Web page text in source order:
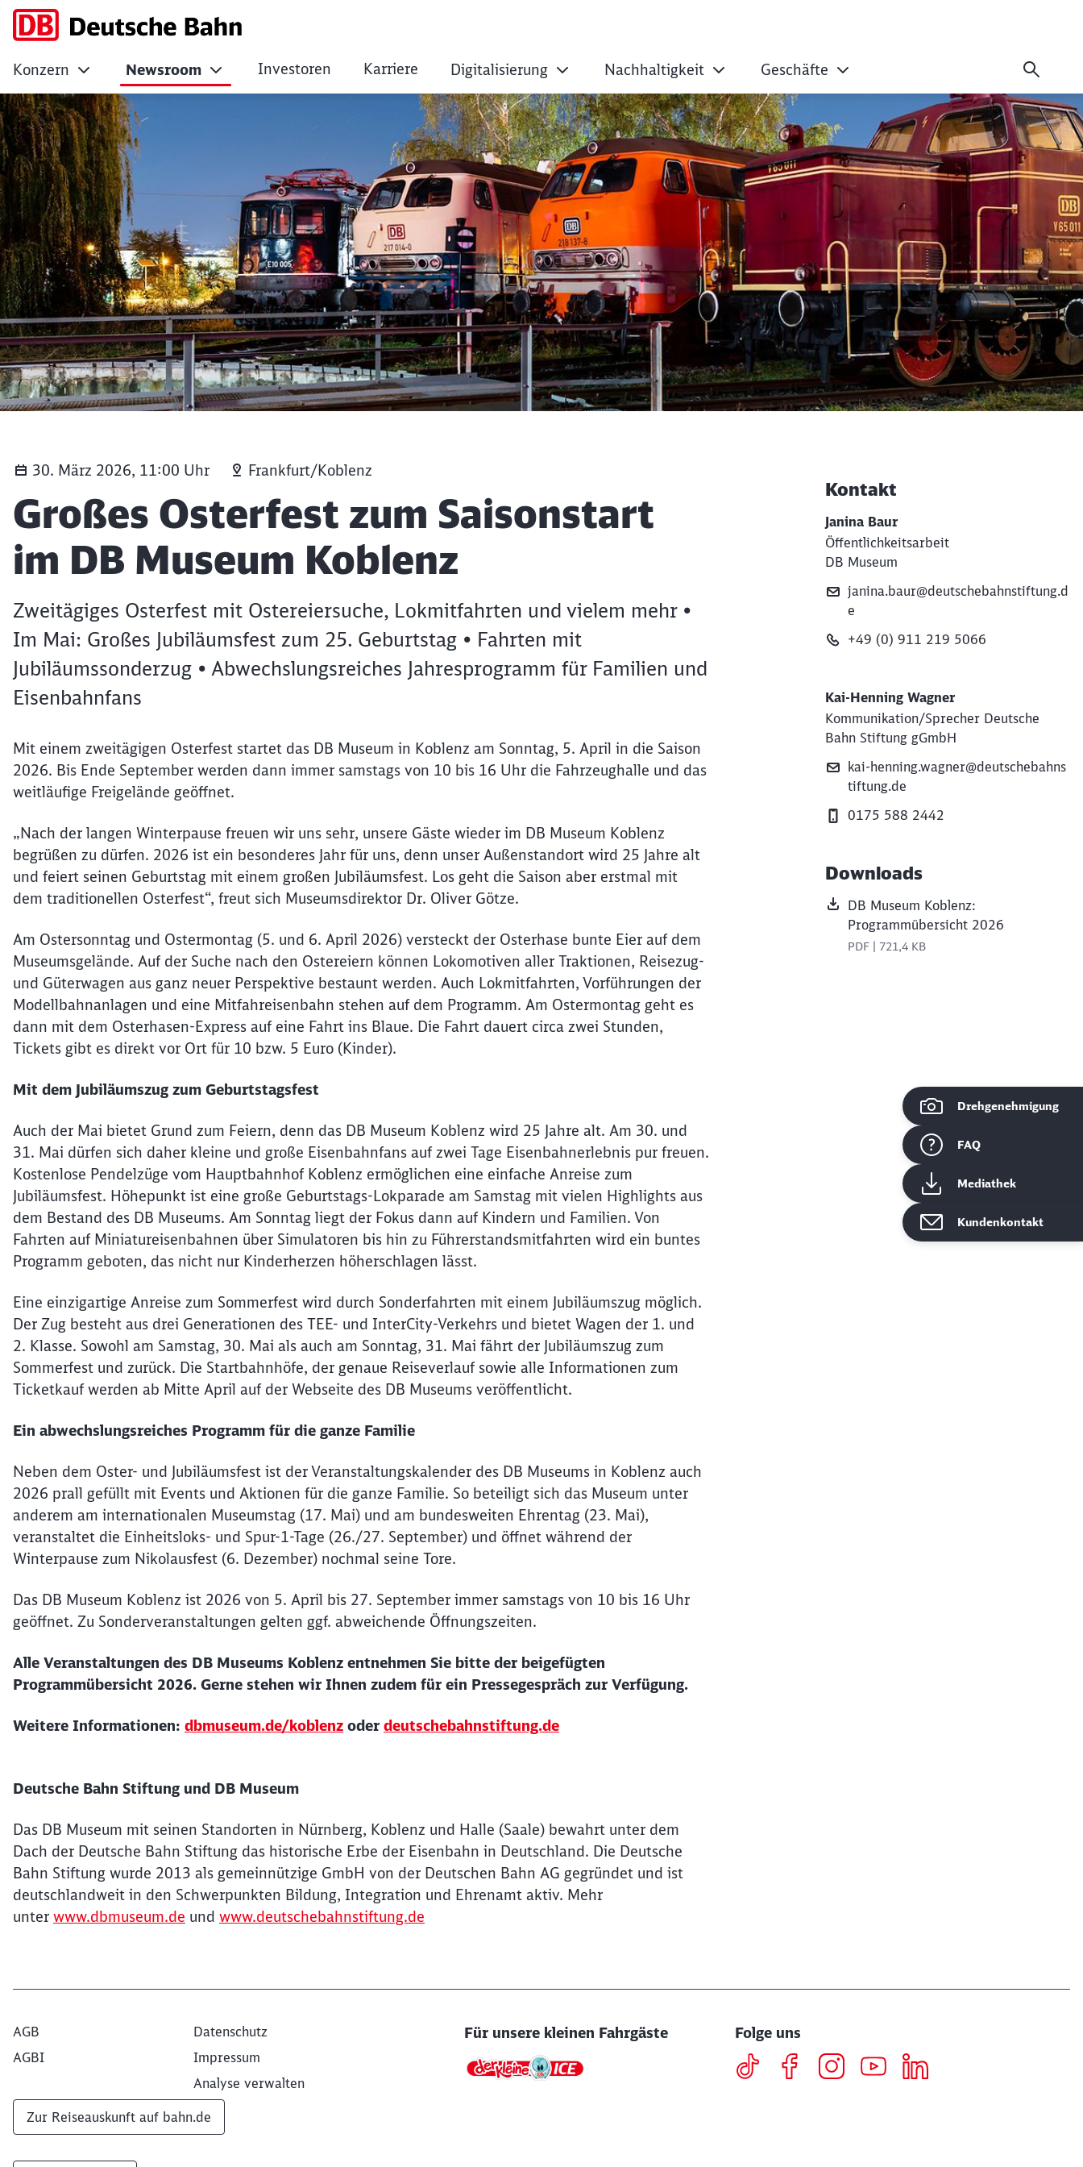
Großes Osterfest zum Saisonstart im DB Museum
Konzern Newsroom Investoren Karriere Digitalisierung Nachhaltigkeit Geschäfte
Drehgenehmigung
FAQ
Mediathek
Kundenkontakt
30. März 2026, 11:00 Uhr Frankfurt/Koblenz
Artikel:
Großes Osterfest zum Saisonstart
im DB Museum Koblenz
Zweitägiges Osterfest mit Ostereiersuche, Lokmitfahrten und vielem mehr •
Im Mai: Großes Jubiläumsfest zum 25. Geburtstag • Fahrten mit
Jubiläumssonderzug • Abwechslungsreiches Jahresprogramm für Familien und
Eisenbahnfans
Mit einem zweitägigen Osterfest startet das DB Museum in Koblenz am Sonntag, 5. April in die Saison
2026. Bis Ende September werden dann immer samstags von 10 bis 16 Uhr die Fahrzeughalle und das
weitläufige Freigelände geöffnet.
„Nach der langen Winterpause freuen wir uns sehr, unsere Gäste wieder im DB Museum Koblenz
begrüßen zu dürfen. 2026 ist ein besonderes Jahr für uns, denn unser Außenstandort wird 25 Jahre alt
und feiert seinen Geburtstag mit einem großen Jubiläumsfest. Los geht die Saison aber erstmal mit
dem traditionellen Osterfest“, freut sich Museumsdirektor Dr. Oliver Götze.
Am Ostersonntag und Ostermontag (5. und 6. April 2026) versteckt der Osterhase bunte Eier auf dem
Museumsgelände. Auf der Suche nach den Ostereiern können Lokomotiven aller Traktionen, Reisezug-
und Güterwagen aus ganz neuer Perspektive bestaunt werden. Auch Lokmitfahrten, Vorführungen der
Modellbahnanlagen und eine Mitfahreisenbahn stehen auf dem Programm. Am Ostermontag geht es
dann mit dem Osterhasen-Express auf eine Fahrt ins Blaue. Die Fahrt dauert circa zwei Stunden,
Tickets gibt es direkt vor Ort für 10 bzw. 5 Euro (Kinder).
Mit dem Jubiläumszug zum Geburtstagsfest
Auch der Mai bietet Grund zum Feiern, denn das DB Museum Koblenz wird 25 Jahre alt. Am 30. und
31. Mai dürfen sich daher kleine und große Eisenbahnfans auf zwei Tage Eisenbahnerlebnis pur freuen.
Kostenlose Pendelzüge vom Hauptbahnhof Koblenz ermöglichen eine einfache Anreise zum
Jubiläumsfest. Höhepunkt ist eine große Geburtstags-Lokparade am Samstag mit vielen Highlights aus
dem Bestand des DB Museums. Am Sonntag liegt der Fokus dann auf Kindern und Familien. Von
Fahrten auf Miniatureisenbahnen über Simulatoren bis hin zu Führerstandsmitfahrten wird ein buntes
Programm geboten, das nicht nur Kinderherzen höherschlagen lässt.
Eine einzigartige Anreise zum Sommerfest wird durch Sonderfahrten mit einem Jubiläumszug möglich.
Der Zug besteht aus drei Generationen des TEE- und InterCity-Verkehrs und bietet Wagen der 1. und
2. Klasse. Sowohl am Samstag, 30. Mai als auch am Sonntag, 31. Mai fährt der Jubiläumszug zum
Sommerfest und zurück. Die Startbahnhöfe, der genaue Reiseverlauf sowie alle Informationen zum
Ticketkauf werden ab Mitte April auf der Webseite des DB Museums veröffentlicht.
Ein abwechslungsreiches Programm für die ganze Familie
Neben dem Oster- und Jubiläumsfest ist der Veranstaltungskalender des DB Museums in Koblenz auch
2026 prall gefüllt mit Events und Aktionen für die ganze Familie. So beteiligt sich das Museum unter
anderem am internationalen Museumstag (17. Mai) und am bundesweiten Ehrentag (23. Mai),
veranstaltet die Einheitsloks- und Spur-1-Tage (26./27. September) und öffnet während der
Winterpause zum Nikolausfest (6. Dezember) nochmal seine Tore.
Das DB Museum Koblenz ist 2026 von 5. April bis 27. September immer samstags von 10 bis 16 Uhr
geöffnet. Zu Sonderveranstaltungen gelten ggf. abweichende Öffnungszeiten.
Alle Veranstaltungen des DB Museums Koblenz entnehmen Sie bitte der beigefügten
Programmübersicht 2026. Gerne stehen wir Ihnen zudem für ein Pressegespräch zur Verfügung.
Weitere Informationen: dbmuseum.de/koblenz oder deutschebahnstiftung.de
Deutsche Bahn Stiftung und DB Museum
Das DB Museum mit seinen Standorten in Nürnberg, Koblenz und Halle (Saale) bewahrt unter dem
Dach der Deutsche Bahn Stiftung das historische Erbe der Eisenbahn in Deutschland. Die Deutsche
Bahn Stiftung wurde 2013 als gemeinnützige GmbH von der Deutschen Bahn AG gegründet und ist
deutschlandweit in den Schwerpunkten Bildung, Integration und Ehrenamt aktiv. Mehr
unter www.dbmuseum.de und www.deutschebahnstiftung.de
Weiterführende
Kontakt
Janina Baur
Öffentlichkeitsarbeit
DB Museum
janina.baur@deutschebahnstiftung.d
e
+49 (0) 911 219 5066
Kai-Henning Wagner
Kommunikation/Sprecher Deutsche
Bahn Stiftung gGmbH
kai-henning.wagner@deutschebahns
tiftung.de
0175 588 2442
Downloads
DB Museum Koblenz:
Programmübersicht 2026
PDF | 721,4 KB
AGB
AGBI
Datenschutz
Impressum
Analyse verwalten
Für unsere kleinen Fahrgäste Folge uns
Zur Reiseauskunft auf bahn.de
Möchten Sie zuweitergeleitet werden?
Abbrechen Weiter